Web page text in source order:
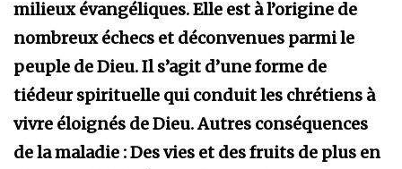
milieux évangéliques. Elle est à l’origine de
nombreux échecs et déconvenues parmi le
peuple de Dieu. Il s’agit d’une forme de
tiédeur spirituelle qui conduit les chrétiens à
vivre éloignés de Dieu. Autres conséquences
de la maladie : Des vies et des fruits de plus en